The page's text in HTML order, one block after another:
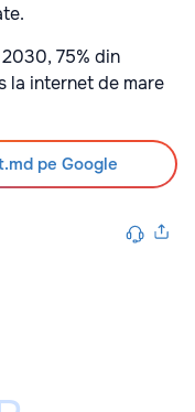
75% din
la internet de mare
pe Google